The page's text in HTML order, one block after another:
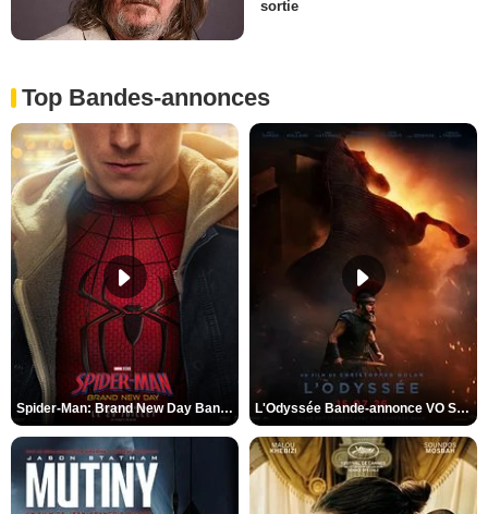
sortie
Top Bandes-annonces
Spider-Man: Brand New Day Bande-annonce VO STFR L'Odyssée Bande-annonce VO STFR